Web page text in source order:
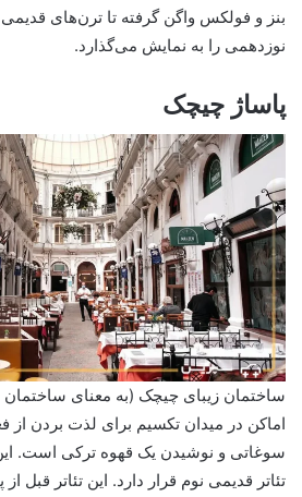
بنز و فولکس واگن گرفته تا ترن‌های
نوزدهمی را به نمایش می‌گذارد.
پاساژ چیچک
ساختمان زیبای چیچک (به معنای ساختمان
اماکن در میدان تکسیم برای لذت بردن از
سوغاتی و نوشیدن یک قهوه ترکی است.
تئاتر قدیمی نوم قرار دارد. این تئاتر قبل